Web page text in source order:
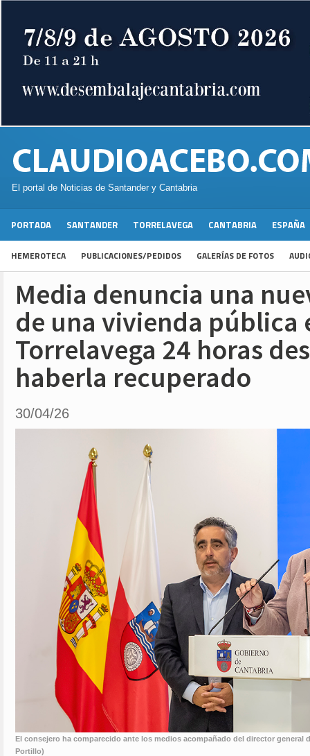
El portal de Noticias de Santander y Cantabria
PORTADA SANTANDER TORRELAVEGA CANTABRIA ESPAÑA
HEMEROTECA PUBLICACIONES/PEDIDOS GALERÍAS DE FOTOS
Media denuncia una
de una vivienda pública
Torrelavega 24 horas
haberla recuperado
30/04/26
El consejero ha comparecido ante los medios acompañado del director general
Portillo)